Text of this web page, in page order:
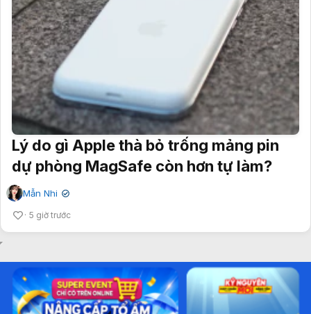
Lý do gì Apple thà bỏ trống mảng pin
dự phòng MagSafe còn hơn tự làm?
Mẫn Nhi ✔
5 giờ trước